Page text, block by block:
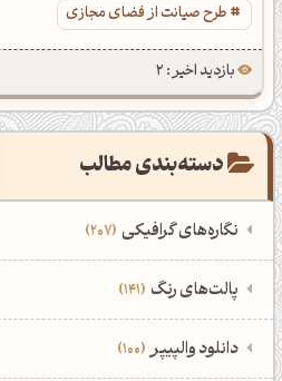
طرح صیانت از فضای مجازی
بازدید اخیر : 2
دسته‌بندی مطالب
نگاره‌های گرافیکی 207
‌همه دسته‌بندی‌های نگاره‌های گرافیکی
نمایش همه نگاره‌ها
‌پالت‌های رنگ 141
‌همه دسته‌بندی‌های پالت‌های رنگ
‌دانلود والپیپر 100